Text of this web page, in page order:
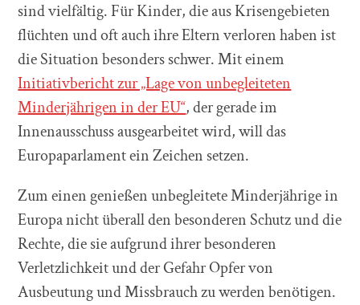
sind vielfältig. Für Kinder, die aus Krisengebieten
flüchten und oft auch ihre Eltern verloren haben ist
die Situation besonders schwer. Mit einem
Initiativbericht zur „Lage von unbegleiteten
Minderjährigen in der EU“, der gerade im
Innenausschuss ausgearbeitet wird, will das
Europaparlament ein Zeichen setzen.
Zum einen genießen unbegleitete Minderjährige in
Europa nicht überall den besonderen Schutz und die
Rechte, die sie aufgrund ihrer besonderen
Verletzlichkeit und der Gefahr Opfer von
Ausbeutung und Missbrauch zu werden benötigen.